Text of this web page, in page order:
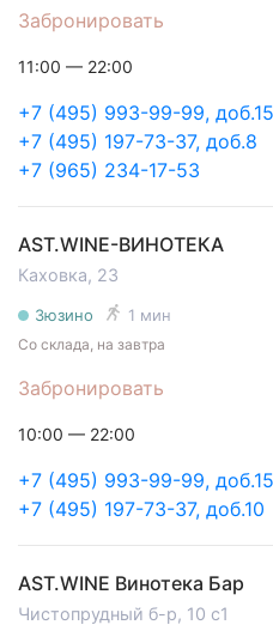
Забронировать
+7 (495) 993-99-99,
+7 (495) 197-73-37, доб.8
+7 (965) 234-17-53
11:00 — 22:00
AST.WINE-ВИНОТЕКА
Каховка, 23
Зюзино 1 мин
Забронировать
Со склада, на завтра
+7 (495) 993-99-99,
+7 (495) 197-73-37, доб.10
10:00 — 22:00
AST.WINE Винотека Бар
Чистопрудный б-р, 10 с1